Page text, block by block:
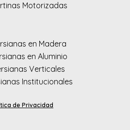
Motorizadas
en Madera
en Aluminio
Verticales
Institucionales
de Privacidad